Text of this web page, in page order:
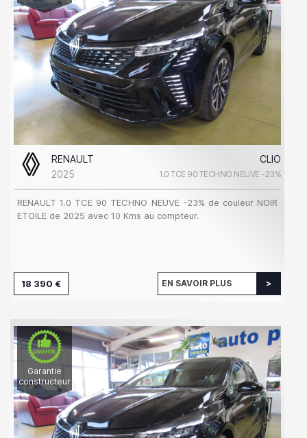
RENAULT
CLIO
2025
1.0 TCE 90 TECHNO NEUVE -23%
RENAULT 1.0 TCE 90 TECHNO NEUVE -23% de couleur NOIR
ETOILE de 2025 avec 10 Kms au compteur.
18 390 € EN SAVOIR PLUS
Garantie
constructeur